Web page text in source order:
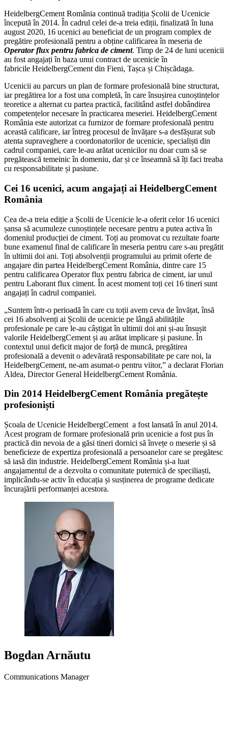
HeidelbergCement România continuă tradiția Școlii de Ucenicie
începută în 2014. În cadrul celei de-a treia ediții, finalizată în luna
august 2020, 16 ucenici au beneficiat de un program complex de
pregătire profesională pentru a obține calificarea în meseria de
Operator flux pentru fabrica de ciment. Timp de 24 de luni ucenicii
au fost angajați în baza unui contract de ucenicie în
fabricile HeidelbergCement din Fieni, Tașca și Chișcădaga.
Ucenicii au parcurs un plan de formare profesională bine structurat,
iar pregătirea lor a fost una completă, în care însușirea cunoștințelor
teoretice a alternat cu partea practică, facilitând astfel dobândirea
competențelor necesare în practicarea meseriei. HeidelbergCement
România este autorizat ca furnizor de formare profesională pentru
această calificare, iar întreg procesul de învățare s-a desfășurat sub
atenta supraveghere a coordonatorilor de ucenicie, specialiști din
cadrul companiei, care le-au arătat ucenicilor nu doar cum să se
pregătească temeinic în domeniu, dar și ce înseamnă să îți faci treaba
cu responsabilitate și pasiune.
Cei 16 ucenici, acum angajați ai HeidelbergCement
România
Cea de-a treia ediție a Școlii de Ucenicie le-a oferit celor 16 ucenici
șansa să acumuleze cunoștințele necesare pentru a putea activa în
domeniul producției de ciment. Toți au promovat cu rezultate foarte
bune examenul final de calificare în meseria pentru care s-au pregătit
în ultimii doi ani. Toți absolvenții programului au primit oferte de
angajare din partea HeidelbergCement România, dintre care 15
pentru calificarea Operator flux pentru fabrica de ciment, iar unul
pentru Laborant flux ciment. În acest moment toți cei 16 tineri sunt
angajați în cadrul companiei.
„Suntem într-o perioadă în care cu toții avem ceva de învățat, însă
cei 16 absolvenți ai Școlii de ucenicie pe lângă abilitățile
profesionale pe care le-au câștigat în ultimii doi ani și-au însușit
valorile HeidelbergCement și au arătat implicare și pasiune. În
contextul unui deficit major de forță de muncă, pregătirea
profesională a devenit o adevărată responsabilitate pe care noi, la
HeidelbergCement, ne-am asumat-o pentru viitor,” a declarat Florian
Aldea, Director General HeidelbergCement România.
Din 2014 HeidelbergCement România pregătește
profesioniști
Școala de Ucenicie HeidelbergCement a fost lansată în anul 2014.
Acest program de formare profesională prin ucenicie a fost pus în
practică din nevoia de a găsi tineri dornici să învețe o meserie și să
beneficieze de expertiza profesională a persoanelor care se pregătesc
să iasă din industrie. HeidelbergCement România și-a luat
angajamentul de a dezvolta o comunitate puternică de speciliaști,
implicându-se activ în educația și susținerea de programe dedicate
încurajării performanței acestora.
Bogdan Arnăutu
Communications Manager